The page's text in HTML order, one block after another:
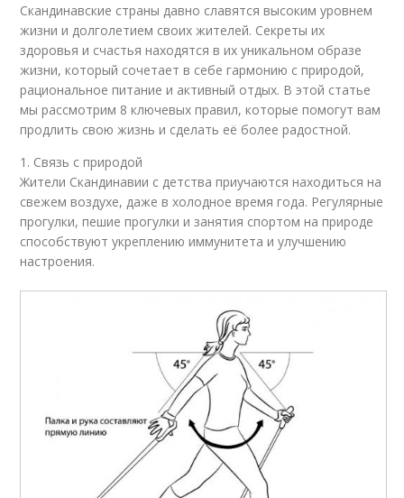
Скандинавские страны давно славятся высоким уровнем
жизни и долголетием своих жителей. Секреты их
здоровья и счастья находятся в их уникальном образе
жизни, который сочетает в себе гармонию с природой,
рациональное питание и активный отдых. В этой статье
мы рассмотрим 8 ключевых правил, которые помогут вам
продлить свою жизнь и сделать её более радостной.
1. Связь с природой
Жители Скандинавии с детства приучаются находиться на
свежем воздухе, даже в холодное время года. Регулярные
прогулки, пешие прогулки и занятия спортом на природе
способствуют укреплению иммунитета и улучшению
настроения.